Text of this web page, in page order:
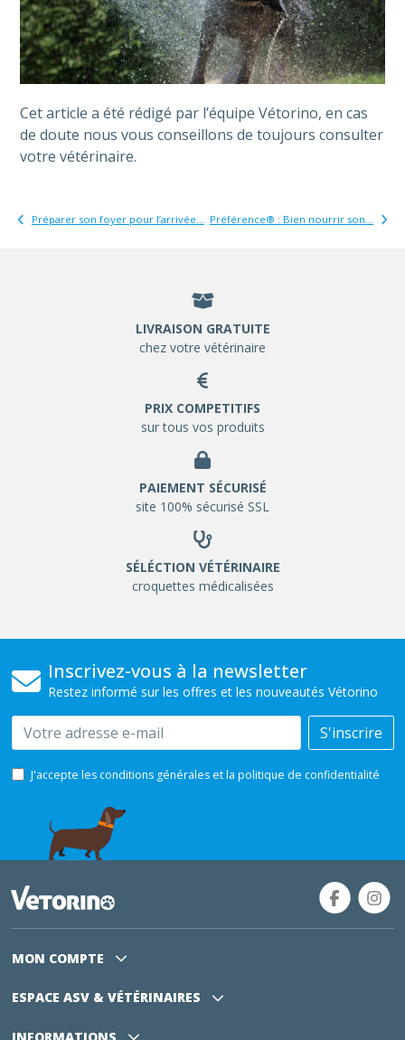
Cet article a été rédigé par l’équipe Vétorino, en cas
de doute nous vous conseillons de toujours consulter
votre vétérinaire.
Préparer son foyer pour l’arrivée... Préférence® : Bien nourrir son...
LIVRAISON GRATUITE
chez votre vétérinaire
PRIX COMPETITIFS
sur tous vos produits
PAIEMENT SÉCURISÉ
site 100% sécurisé SSL
SÉLÉCTION VÉTÉRINAIRE
croquettes médicalisées
Inscrivez-vous à la newsletter
Restez informé sur les offres et les nouveautés Vétorino
Email S'inscrire
J'accepte les conditions générales et la politique de confidentialité
MON COMPTE
ESPACE ASV & VÉTÉRINAIRES
INFORMATIONS